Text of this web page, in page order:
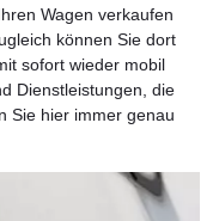
Wagen verkaufen
können Sie dort
sofort wieder mobil
Dienstleistungen, die
Sie hier immer genau